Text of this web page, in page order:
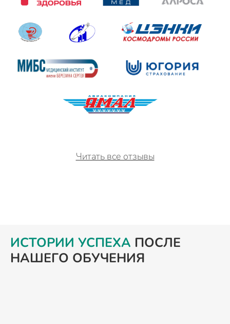
Читать все отзывы
ИСТОРИИ УСПЕХА ПОСЛЕ
НАШЕГО ОБУЧЕНИЯ